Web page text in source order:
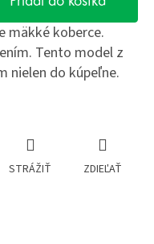
mäkké koberce.
Tento model z
nielen do kúpeľne.
STRÁŽIŤ ZDIEĽAŤ